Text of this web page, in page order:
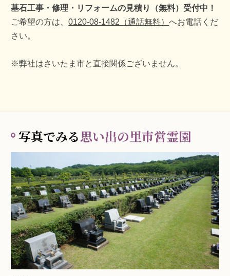
墓石工事・修理・リフォームの見積り（無料）受付中！
ご希望の方は、0120-08-1482（通話無料）へお電話くだ
さい。
※弊社はさいたま市と直接関係ございません。
写真でみる思い出の里市営霊園